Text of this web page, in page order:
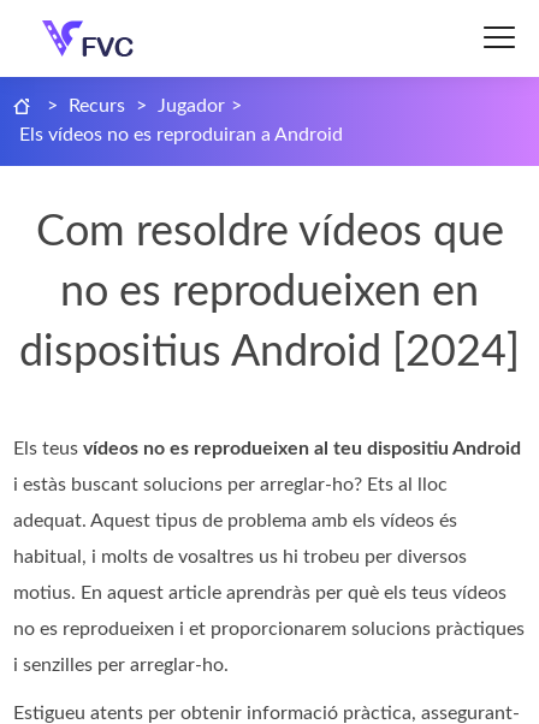
> Recurs > Jugador >
Els vídeos no es reproduiran a Android
Com resoldre vídeos que
no es reprodueixen en
dispositius Android [2024]
Els teusvídeos no es reprodueixen al teu dispositiu Android
i estàs buscant solucions per arreglar-ho? Ets al lloc
adequat. Aquest tipus de problema amb els vídeos és
habitual, i molts de vosaltres us hi trobeu per diversos
motius. En aquest article aprendràs per què els teus vídeos
no es reprodueixen i et proporcionarem solucions pràctiques
i senzilles per arreglar-ho.
Estigueu atents per obtenir informació pràctica, assegurant-